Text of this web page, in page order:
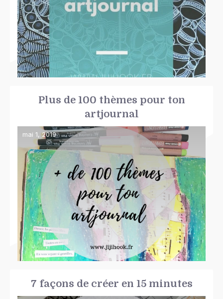
Plus de 100 thèmes pour ton
artjournal
mai 1, 2019
7 façons de créer en 15 minutes